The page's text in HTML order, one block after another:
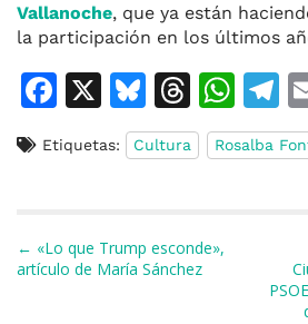
Vallanoche, que ya están
la participación en los últimos
F
c
o
X
Bl
u
e
y
T
h
re
d
s
W
h
at
T
e
Etiquetas: Cultura Rosalba
Navegación de entradas
← «Lo que Trump esconde»,
artículo de María Sánchez